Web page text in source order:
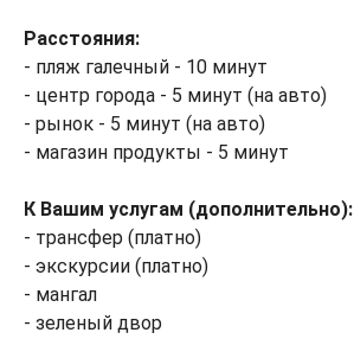
Расстояния:
- пляж галечный - 10 минут
- центр города - 5 минут (на авто)
- рынок - 5 минут (на авто)
- магазин продукты - 5 минут
К Вашим услугам (дополнительно):
- трансфер (платно)
- экскурсии (платно)
- мангал
- зеленый двор